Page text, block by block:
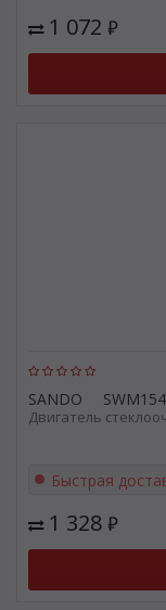
1 072 ₽
SANDO
Двигатель
Быстрая
1 328 ₽